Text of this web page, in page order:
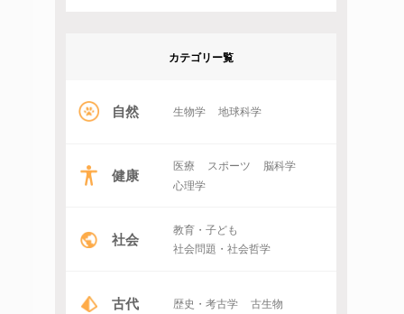
カテゴリー覧
自然 生物学 地球科学
健康 医療 スポーツ
脳科学
心理学
社会
教育・子ども
社会問題・社会哲学
古代 歴史・考古学 古生物